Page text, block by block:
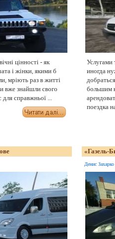
цінності - як
і жінки, якими б
мріють раз в житті
вже знайшли свого
справжньої ...
Услугами
иногда
большим
поездка
«Газель-
Денис Захарко